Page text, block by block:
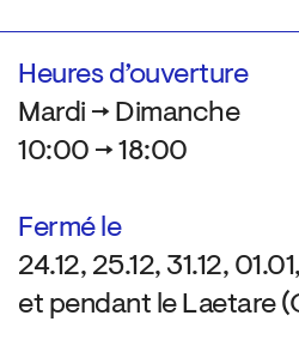
Heures d’ouverture
Mardi → Dimanche
10:00 → 18:00
Fermé le
24.12, 25.12, 31.12, 01.01,
et pendant le Laetare